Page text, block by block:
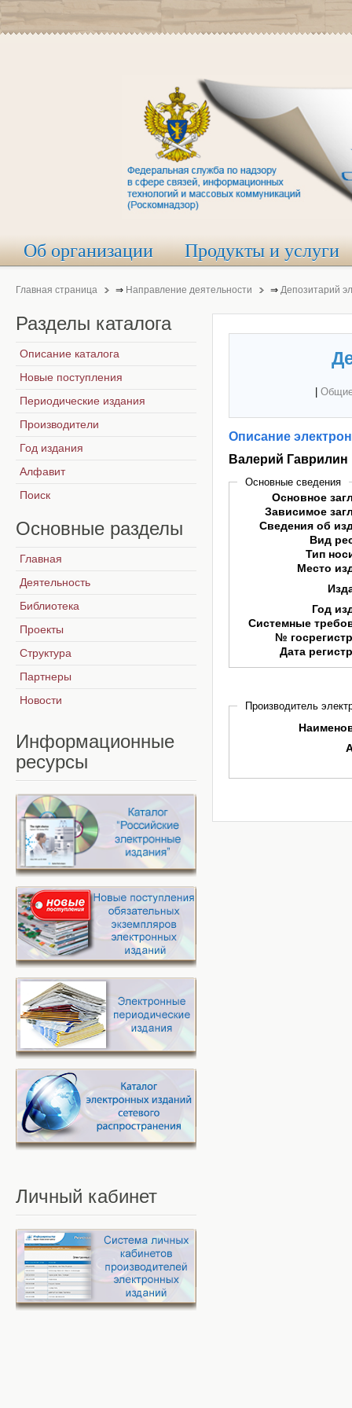
Об организации Продукты и услуги
Главная страница ⇒ Направление деятельности ⇒ Депозитарий
Описание
Валерий Гаврилин
Основные сведения
Основное
Зависимое
Сведения об
Вид
Тип
Место
Год
Системные
№
Дата
Производитель
Разделы каталога
Описание каталога
Новые поступления
Периодические издания
Производители
Год издания
Алфавит
Поиск
Основные разделы
Главная
Деятельность
Библиотека
Проекты
Структура
Партнеры
Новости
Информационные
ресурсы
Личный кабинет